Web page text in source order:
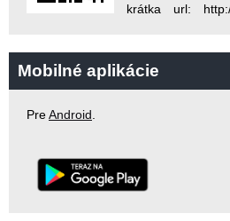
krátka url: http://
Mobilné aplikácie
PreAndroid